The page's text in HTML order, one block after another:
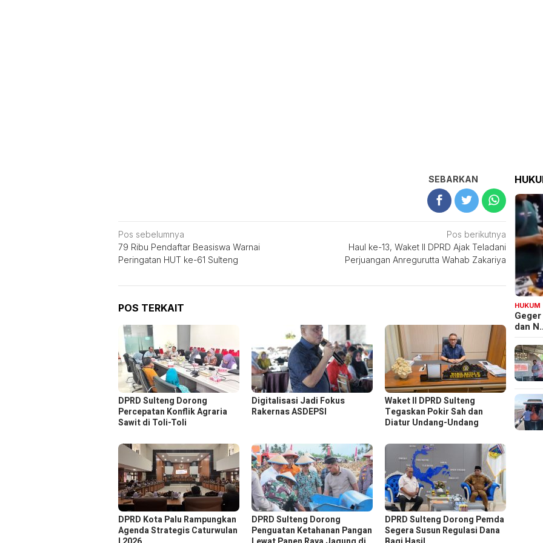
SEBARKAN
Navigasi
pos
Pos sebelumnya
79 Ribu Pendaftar Beasiswa Warnai
Peringatan HUT ke-61 Sulteng
Pos berikutnya
Haul ke-13, Waket II DPRD Ajak Teladani
Perjuangan Anregurutta Wahab Zakariya
POS TERKAIT
DPRD Sulteng Dorong
Percepatan Konflik Agraria
Sawit di Toli-Toli
Digitalisasi Jadi Fokus
Rakernas ASDEPSI
Waket ll DPRD Sulteng
Tegaskan Pokir Sah dan
Diatur Undang-Undang
DPRD Kota Palu Rampungkan
Agenda Strategis Caturwulan
DPRD Sulteng Dorong
Penguatan Ketahanan Pangan
DPRD Sulteng Dorong Pemda
Segera Susun Regulasi Dana
HUKUM
dan